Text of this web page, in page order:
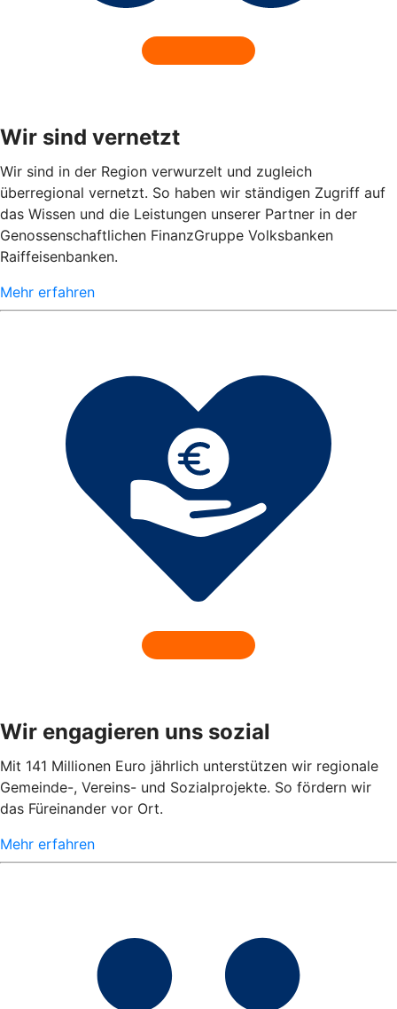
Wir sind vernetzt
Wir sind in der Region verwurzelt und zugleich
überregional vernetzt. So haben wir ständigen Zugriff auf
das Wissen und die Leistungen unserer Partner in der
Genossenschaftlichen FinanzGruppe Volksbanken
Raiffeisenbanken.
Mehr erfahren
Wir engagieren uns sozial
Mit 141 Millionen Euro jährlich unterstützen wir regionale
Gemeinde-, Vereins- und Sozialprojekte. So fördern wir
das Füreinander vor Ort.
Mehr erfahren